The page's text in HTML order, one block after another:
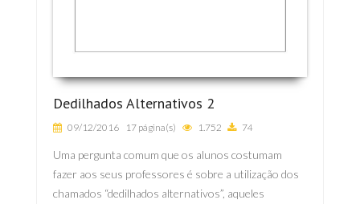
Dedilhados Alternativos 2
09/12/2016 17 página(s) 1.752 74
Uma pergunta comum que os alunos costumam
fazer aos seus professores é sobre a utilização dos
chamados “dedilhados alternativos”, aqueles